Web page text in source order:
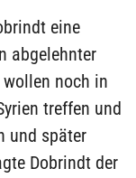
eine
abgelehnter
wollen noch in
treffen und
und später
Dobrindt der